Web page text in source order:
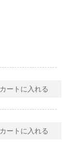
カートに入れる
カートに入れる